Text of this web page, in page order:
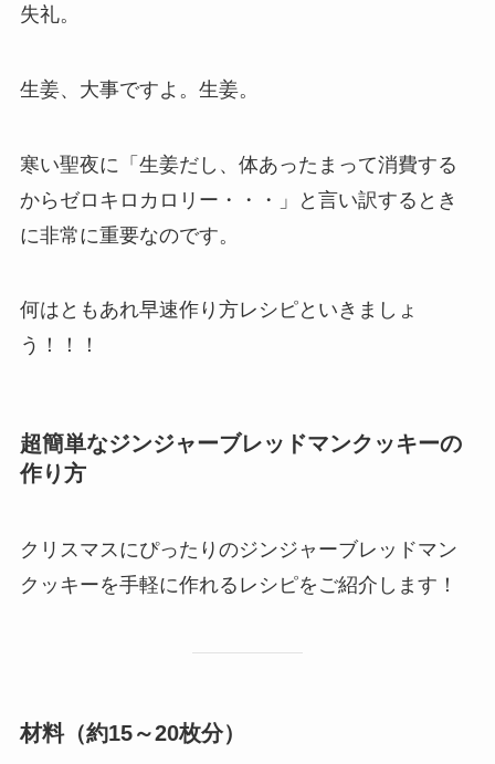
失礼。
生姜、大事ですよ。生姜。
寒い聖夜に「生姜だし、体あったまって消費する
からゼロキロカロリー・・・」と言い訳するとき
に非常に重要なのです。
何はともあれ早速作り方レシピといきましょ
う！！！
超簡単なジンジャーブレッドマンクッキーの
作り方
クリスマスにぴったりのジンジャーブレッドマン
クッキーを手軽に作れるレシピをご紹介します！
材料（約15～20枚分）